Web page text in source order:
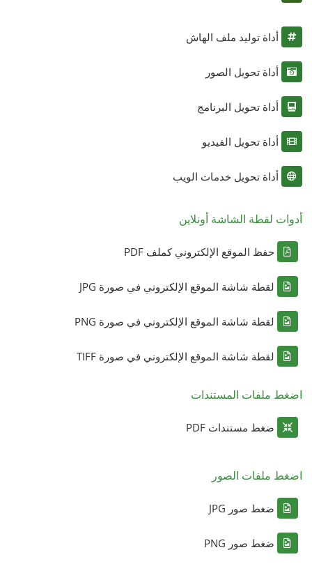
أداة توليد ملف الهاش
أداة تحويل الصور
أداة تحويل البرنامج
أداة تحويل الفيديو
أداة تحويل خدمات الويب
أدوات لقطة الشاشة أونلاين
حفظ الموقع الإلكتروني كملف PDF
لقطة شاشة الموقع الإلكتروني في صورة JPG
لقطة شاشة الموقع الإلكتروني في صورة PNG
لقطة شاشة الموقع الإلكتروني في صورة TIFF
اضغط ملفات المستندات
ضغط مستندات PDF
اضغط ملفات الصور
ضغط صور JPG
ضغط صور PNG